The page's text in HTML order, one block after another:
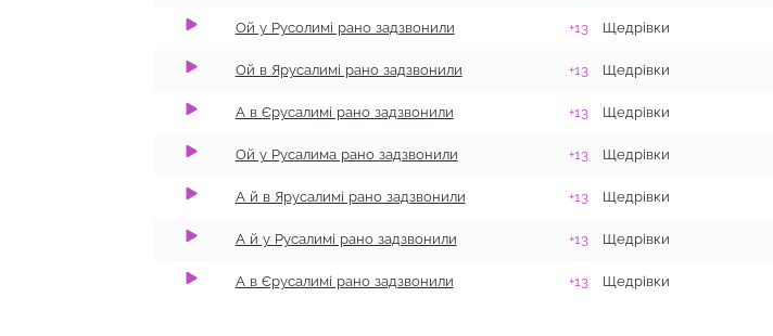
Ой у Русолимі рано задзвонили +13 Щедрівки
Ой в Ярусалимі рано задзвонили +13 Щедрівки
А в Єрусалимі рано задзвонили +13 Щедрівки
Ой у Русалима рано задзвонили +13 Щедрівки
А й в Ярусалимі рано задзвонили +13 Щедрівки
А й у Русалимі рано задзвонили +13 Щедрівки
А в Єрусалимі рано задзвонили +13 Щедрівки